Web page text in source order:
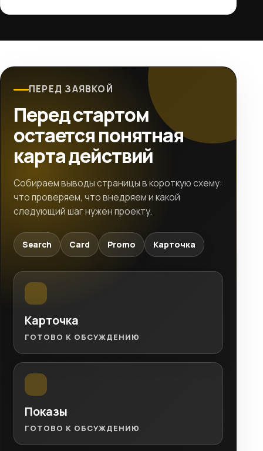
ПЕРЕД ЗАЯВКОЙ
Перед стартом
остается понятная
карта действий
Собираем выводы страницы в короткую схему:
что проверяем, что внедряем и какой
следующий шаг нужен проекту.
Search Card Promo Карточка
Карточка
ГОТОВО К ОБСУЖДЕНИЮ
Показы
ГОТОВО К ОБСУЖДЕНИЮ